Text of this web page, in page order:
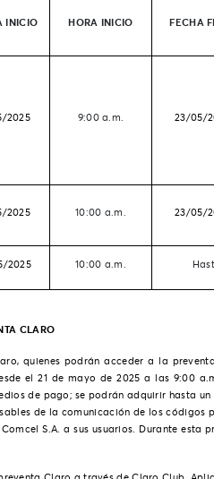
INICIO HORA INICIO FECHA
2025 9:00 a.m. 23/05/
2025 10:00 a.m. 23/05/
2025 10:00 a.m.
CLARO
quienes podrán acceder a la
el 21 de mayo de 2025 a las 9:00
de pago; se podrán adquirir hasta
de la comunicación de los
S.A. a sus usuarios. Durante esta